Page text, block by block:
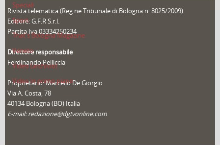
Speciali
Sport
That's Bologna Magazine
Veneto
Video (archivio)
Video in primo piano
Rivista telematica (Reg.ne Tribunale di Bologna n. 8025/2009)
Editore: G.F.R S.r.l.
Partita Iva 03334250234
Direttore responsabile
Ferdinando Pelliccia
Proprietario: Marcello De Giorgio
Via A. Costa, 78
40134 Bologna (BO) Italia
E-mail: redazione@dgtvonline.com